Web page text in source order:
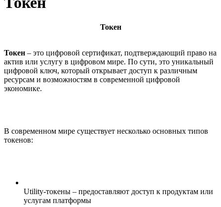
Токен
Токен – это цифровой сертификат, подтверждающий право на
актив или услугу в цифровом мире. По сути, это уникальный
цифровой ключ, который открывает доступ к различным
ресурсам и возможностям в современной цифровой
экономике.
В современном мире существует несколько основных типов
токенов:
Utility-токены – предоставляют доступ к продуктам или
услугам платформы